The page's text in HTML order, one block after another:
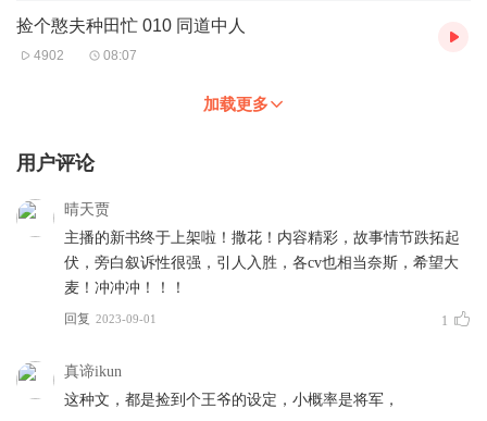
捡个憨夫种田忙 010 同道中人
4902 08:07
加载更多
用户评论
晴天贾
主播的新书终于上架啦！撒花！内容精彩，故事情节跌拓起
伏，旁白叙诉性很强，引人入胜，各cv也相当奈斯，希望大
麦！冲冲冲！！！
回复 2023-09-01 1
真谛ikun
这种文，都是捡到个王爷的设定，小概率是将军，